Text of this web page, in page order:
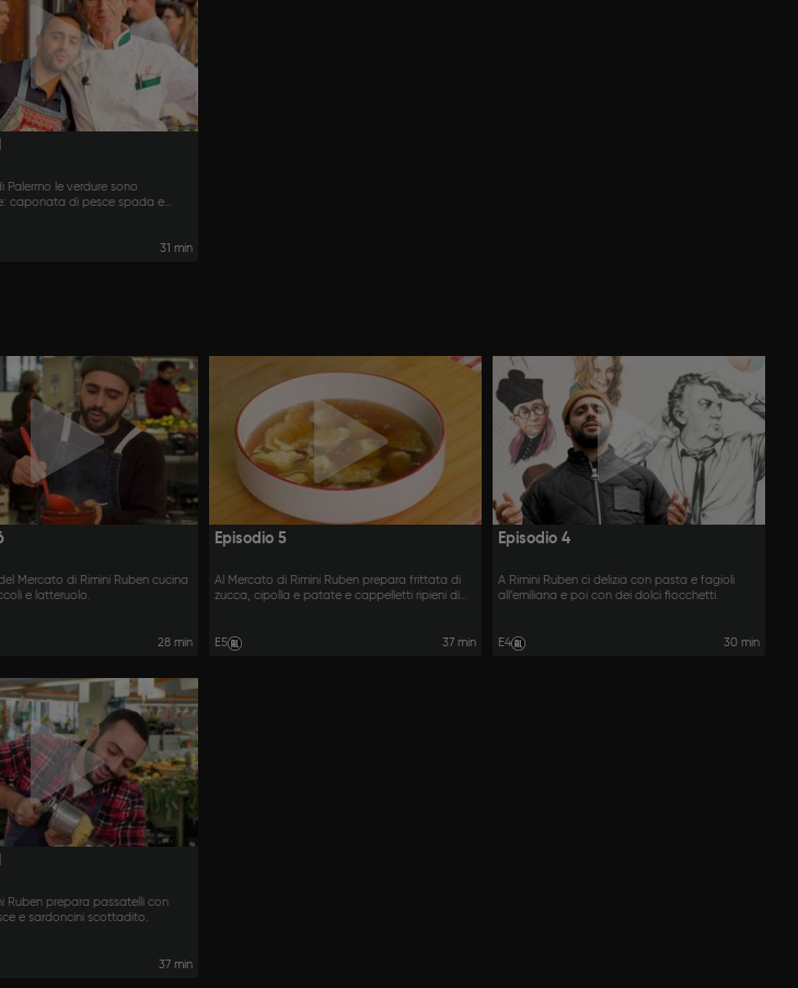
Palermo le verdure sono
caponata di pesce spada e
31 min
Mercato di Rimini Ruben cucina
e latteruolo.
28 min
Episodio 5
Al Mercato di Rimini Ruben prepara frittata di
zucca, cipolla e patate e cappelletti ripieni di
E5 37 min
Episodio 4
A Rimini Ruben ci delizia con pasta e fagioli
all’emiliana e poi con dei dolci fiocchetti.
E4 30 min
Ruben prepara passatelli con
e sardoncini scottadito.
37 min